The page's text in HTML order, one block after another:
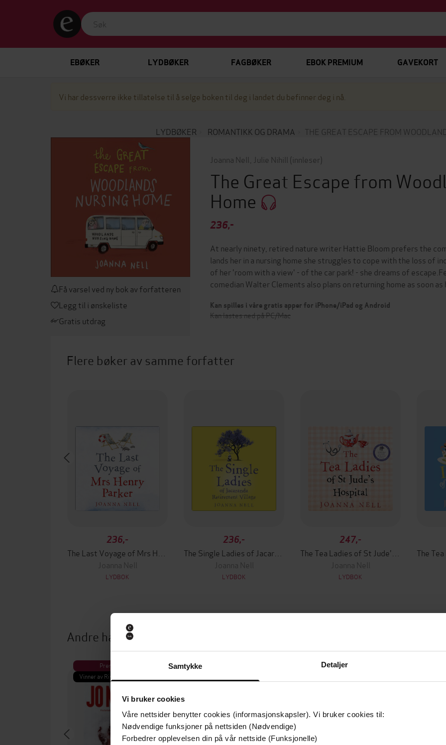
Samtykke Detaljer
Vi bruker cookies
Våre nettsider benytter cookies (informasjonskapsler). Vi bruker cookies til:
Nødvendige funksjoner på nettsiden (Nødvendige)
Forbedrer opplevelsen din på vår nettside (Funksjonelle)
EBØKER LYDBØKER FAGBØKER EBOK PREMIUM GAVEKORT
Vi har dessverre ikke tillatelse til å selge boken til deg i landet du befinner deg i nå.
LYDBØKER ROMANTIKK OG DRAMA THE GREAT ESCAPE FROM
Få varsel ved ny bok av forfatteren
Legg til i ønskeliste
Gratis utdrag
Joanna Nell Julie Nihill (innleser)
The Great Escape from
Home
236,-
At nearly ninety, retired nature writer Hattie Bloom prefers the
lands her in a nursing home she struggles to cope with the loss of
of her 'room with a view' - of the car park! - she dreams of
comedian Walter Clements also plans on returning home as soon as
Kan spilles i våre gratis apper for iPhone/iPad og Android
Kan lastes ned på PC/Mac
Flere bøker av samme forfatter
236,-
Joanna Nell
LYDBOK
236,-
Joanna Nell
LYDBOK
247,-
Joanna Nell
LYDBOK
Andre har også kjøpt
Premium
Vinner av Rivertonprisen
Premium